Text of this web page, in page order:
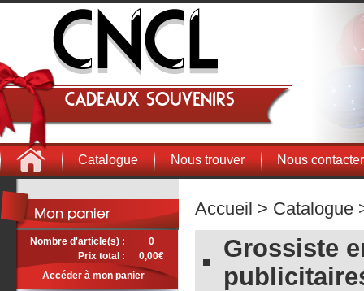
Cadeaux souvenirs
Catalogue Nous trouver Nous contacter
Accueil > Catalogue
Grossiste
Nombre d'article(s) :
0
Prix total :
0,00€
Accéder à mon panier